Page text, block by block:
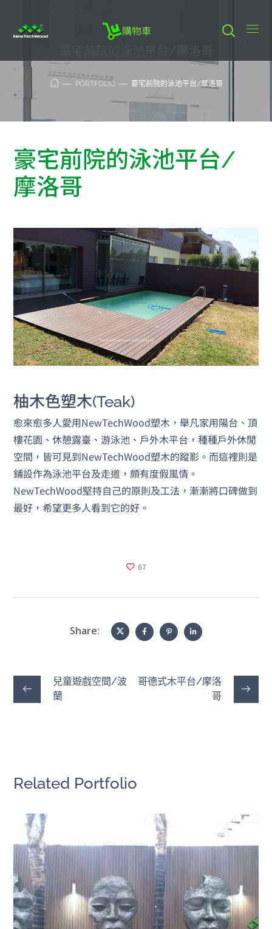
購物車
PORTFOLIO 豪宅前院的泳池平台/摩洛哥
豪宅前院的泳池平台/
摩洛哥
柚木色塑木(Teak)
愈來愈多人愛用NewTechWood塑木，舉凡家用陽台、頂
樓花園、休憩露臺、游泳池、戶外木平台，種種戶外休閒
空間，皆可見到NewTechWood塑木的蹤影。而這裡則是
鋪設作為泳池平台及走道，頗有度假風情。
NewTechWood堅持自己的原則及工法，漸漸將口碑做到
最好，希望更多人看到它的好。
67
Share:
兒童遊戲空間/波
蘭
哥德式木平台/摩洛
哥
Related Portfolio
藝術雕塑牆/南非
非洲